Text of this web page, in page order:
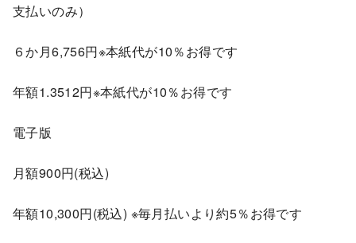
支払いのみ）
６か月6,756円※本紙代が10％お得です
年額1.3512円※本紙代が10％お得です
電子版
月額900円(税込)
年額10,300円(税込) ※毎月払いより約5％お得です